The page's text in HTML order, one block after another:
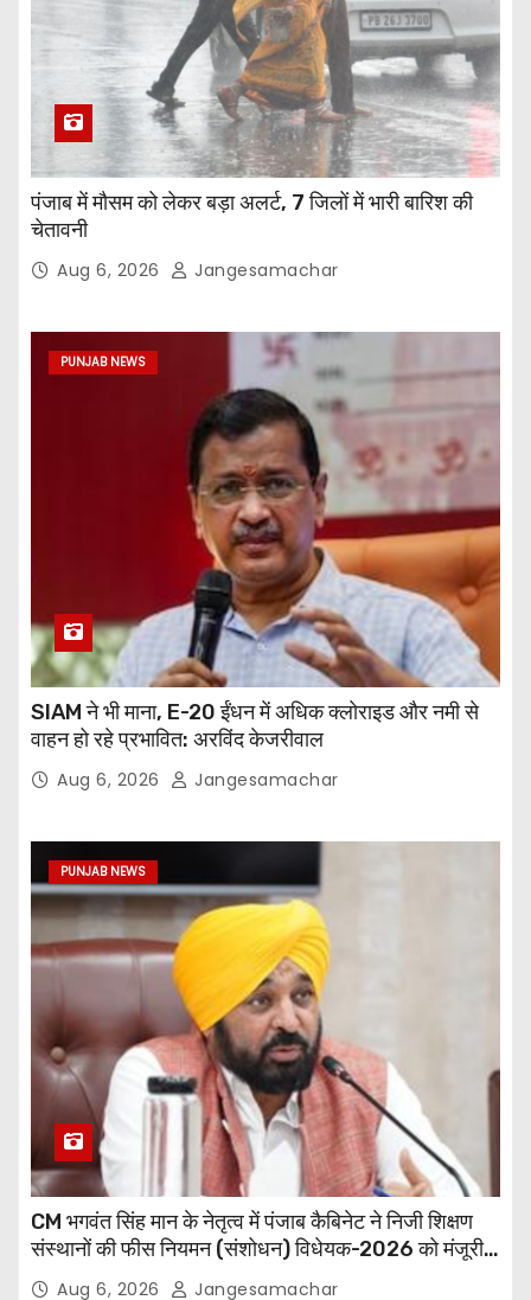
पंजाब में मौसम को लेकर बड़ा अलर्ट, 7 जिलों में भारी बारिश की
चेतावनी
Aug 6, 2026 Jangesamachar
PUNJAB NEWS
SIAM ने भी माना, E-20 ईंधन में अधिक क्लोराइड और नमी से
वाहन हो रहे प्रभावित: अरविंद केजरीवाल
Aug 6, 2026 Jangesamachar
PUNJAB NEWS
CM भगवंत सिंह मान के नेतृत्व में पंजाब कैबिनेट ने निजी शिक्षण
संस्थानों की फीस नियमन (संशोधन) विधेयक-2026 को मंजूरी
दी Aug 6, 2026 Jangesamachar